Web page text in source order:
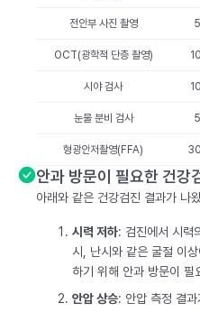
전안부 사진 촬영
OCT(광학적 단층 촬영)
시야 검사
눈물 분비 검사
형광안저촬영(FFA)
안과 방문이 필요한 건강
아래와 같은 건강검진 결과가 나
시력 저하: 검진에서 시력
시, 난시와 같은 굴절 이
하기 위해 안과 방문이 필
안압 상승: 안압 측정 결